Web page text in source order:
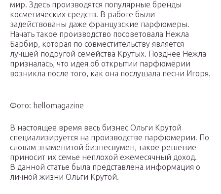
мир. Здесь производятся популярные бренды
косметических средств. В работе были
задействованы даже французские парфюмеры.
Начать такое производство посоветовала Нежла
Барбир, которая по совместительству является
лучшей подругой семейства Крутых. Позднее Нежла
призналась, что идея об открытии парфюмерии
возникла после того, как она послушала песни Игоря.
Фото: hellomagazine
В настоящее время весь бизнес Ольги Крутой
специализируется на производстве парфюмерии. По
словам знаменитой бизнесвумен, такое решение
приносит их семье неплохой ежемесячный доход.
В данной статье была представлена информация о
личной жизни Ольги Крутой.